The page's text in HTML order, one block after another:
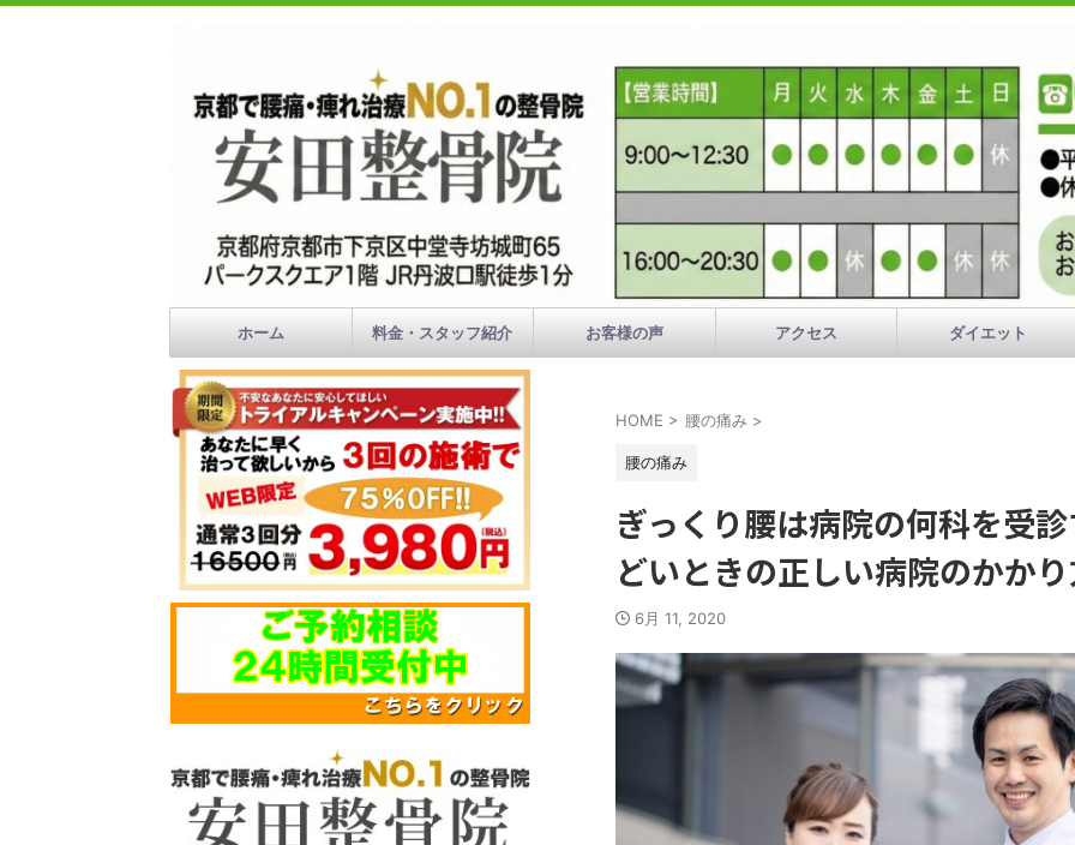
ホーム 料金・スタッフ紹介 お客様の声 アクセス ダイエット
HOME > 腰の痛み >
腰の痛み
ぎっくり腰は病院の何科を受
どいときの正しい病院のかか
6月 11, 2020